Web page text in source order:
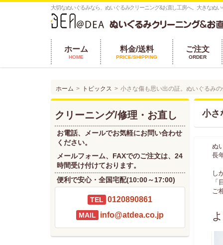
大切なぬいぐるみなら、ぬいぐるみクリーニング&お直し工房へ。大きなぬ
ホーム
HOME
料金/送料
PRICE/SHIPPING
ご注文
ORDER
ホーム トピックス 小さな傷も思い出の証。ぬいぐるみ
小さ
ぬ
長
し
ご
クリーニング/修理・お直し
お電話、メールでお気軽にお問い合わせ
ください。
メールフォーム、FAXでのご注文は、24
時間受け付けております。
便利で安心・全国宅配(10:00～17:00)
TEL 0120890861
MAIL info@atdea.co.jp